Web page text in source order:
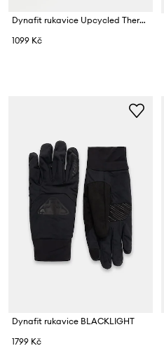
Dynafit rukavice Upcycled Thermal
1099 Kč
Dynafit rukavice BLACKLIGHT
1799 Kč